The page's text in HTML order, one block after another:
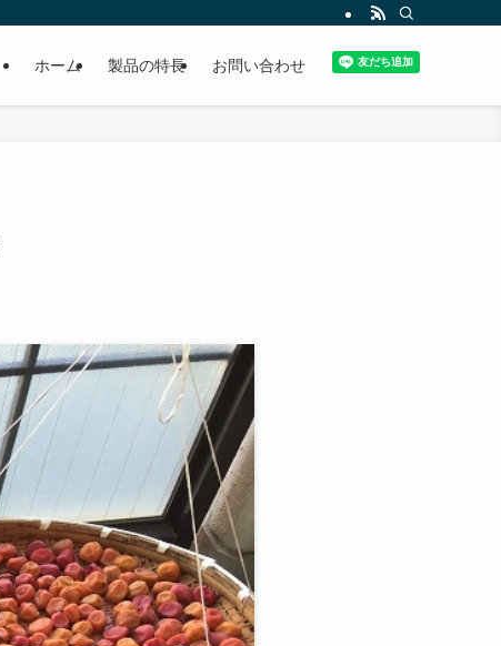
ホーム 製品の特長 お問い合わせ